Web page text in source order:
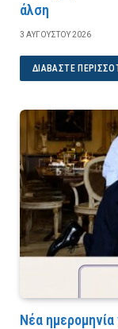
άλση
3 ΑΥΓΟΎΣΤΟΥ 2026
ΔΙΑΒΆΣΤΕ
Νέα